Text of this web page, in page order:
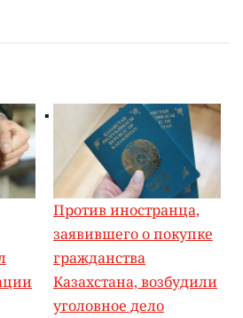
Против иностранца,
заявившего о покупке
гражданства
Казахстана, возбудили
уголовное дело